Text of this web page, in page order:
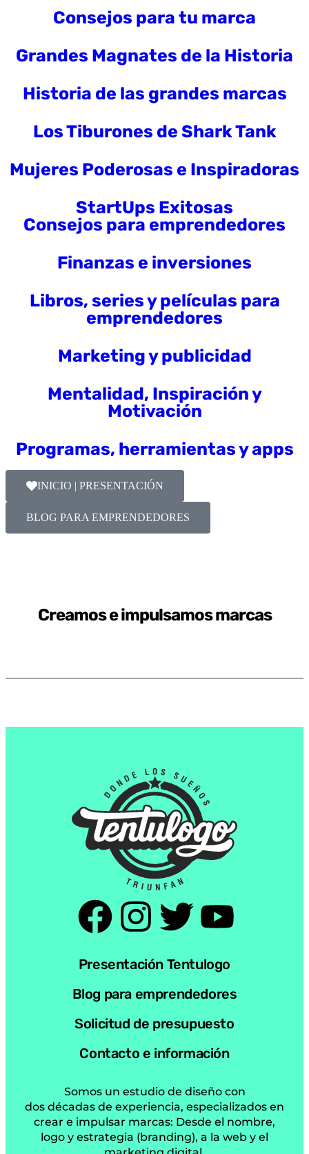
Consejos para tu marca
Grandes Magnates de la Historia
Historia de las grandes marcas
Los Tiburones de Shark Tank
Mujeres Poderosas e Inspiradoras
StartUps Exitosas
Consejos para emprendedores
Finanzas e inversiones
Libros, series y películas para
emprendedores
Marketing y publicidad
Mentalidad, Inspiración y
Motivación
Programas, herramientas y apps
INICIO | PRESENTACIÓN
BLOG PARA EMPRENDEDORES
Creamos e impulsamos marcas
Presentación Tentulogo
Blog para emprendedores
Solicitud de presupuesto
Contacto e información
Somos un estudio de diseño con
dos décadas de experiencia, especializados en
crear e impulsar marcas: Desde el nombre,
logo y estrategia (branding), a la web y el